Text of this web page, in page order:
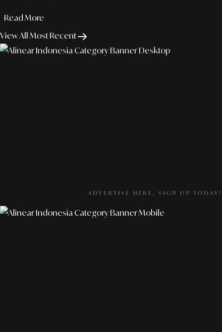
Read More
View All Most Recent
ADVERTISE HERE, SIGN UP TODAY!